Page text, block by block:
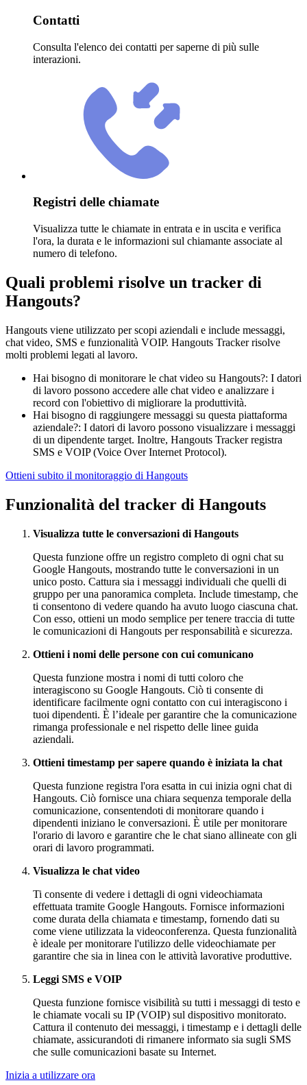
Contatti
Consulta l'elenco dei contatti per saperne di più sulle
interazioni.
Registri delle chiamate
Visualizza tutte le chiamate in entrata e in uscita e verifica
l'ora, la durata e le informazioni sul chiamante associate al
numero di telefono.
Quali problemi risolve un tracker di
Hangouts?
Hangouts viene utilizzato per scopi aziendali e include messaggi,
chat video, SMS e funzionalità VOIP. Hangouts Tracker risolve
molti problemi legati al lavoro.
Hai bisogno di monitorare le chat video su Hangouts?: I datori
di lavoro possono accedere alle chat video e analizzare i
record con l'obiettivo di migliorare la produttività.
Hai bisogno di raggiungere messaggi su questa piattaforma
aziendale?: I datori di lavoro possono visualizzare i messaggi
di un dipendente target. Inoltre, Hangouts Tracker registra
SMS e VOIP (Voice Over Internet Protocol).
Ottieni subito il monitoraggio di Hangouts
Funzionalità del tracker di Hangouts
Visualizza tutte le conversazioni di Hangouts
Questa funzione offre un registro completo di ogni chat su
Google Hangouts, mostrando tutte le conversazioni in un
unico posto. Cattura sia i messaggi individuali che quelli di
gruppo per una panoramica completa. Include timestamp, che
ti consentono di vedere quando ha avuto luogo ciascuna chat.
Con esso, ottieni un modo semplice per tenere traccia di tutte
le comunicazioni di Hangouts per responsabilità e sicurezza.
Ottieni i nomi delle persone con cui comunicano
Questa funzione mostra i nomi di tutti coloro che
interagiscono su Google Hangouts. Ciò ti consente di
identificare facilmente ogni contatto con cui interagiscono i
tuoi dipendenti. È l’ideale per garantire che la comunicazione
rimanga professionale e nel rispetto delle linee guida
aziendali.
Ottieni timestamp per sapere quando è iniziata la chat
Questa funzione registra l'ora esatta in cui inizia ogni chat di
Hangouts. Ciò fornisce una chiara sequenza temporale della
comunicazione, consentendoti di monitorare quando i
dipendenti iniziano le conversazioni. È utile per monitorare
l'orario di lavoro e garantire che le chat siano allineate con gli
orari di lavoro programmati.
Visualizza le chat video
Ti consente di vedere i dettagli di ogni videochiamata
effettuata tramite Google Hangouts. Fornisce informazioni
come durata della chiamata e timestamp, fornendo dati su
come viene utilizzata la videoconferenza. Questa funzionalità
è ideale per monitorare l'utilizzo delle videochiamate per
garantire che sia in linea con le attività lavorative produttive.
Leggi SMS e VOIP
Questa funzione fornisce visibilità su tutti i messaggi di testo e
le chiamate vocali su IP (VOIP) sul dispositivo monitorato.
Cattura il contenuto dei messaggi, i timestamp e i dettagli delle
chiamate, assicurandoti di rimanere informato sia sugli SMS
che sulle comunicazioni basate su Internet.
Inizia a utilizzare ora